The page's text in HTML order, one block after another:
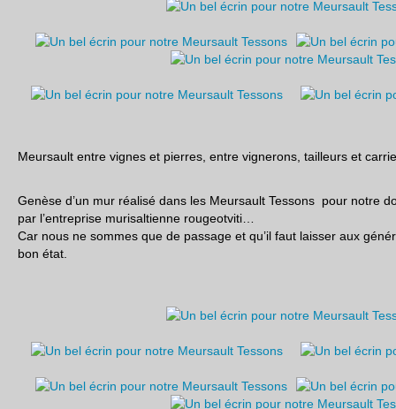
Meursault entre vignes et pierres, entre vignerons, tailleurs et
Genèse d’un mur réalisé dans les Meursault Tessons pour notre
par l’entreprise murisaltienne rougeotviti…
Car nous ne sommes que de passage et qu’il faut laisser aux
bon état.